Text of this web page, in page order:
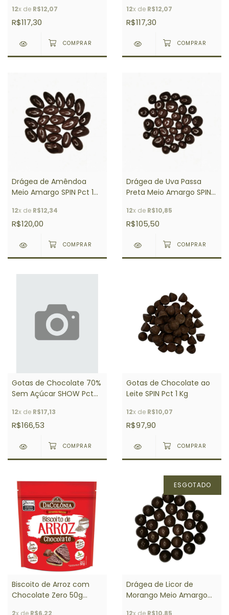
12x de R$12,07
R$117,30
12x de R$12,07
R$117,30
Drágea de Amêndoa
Meio Amargo SPIN Pct 1
12x de R$12,34
R$120,00
Drágea de Uva Passa
Preta Meio Amargo SPIN
12x de R$10,85
R$105,50
Gotas de Chocolate 70%
Sem Açúcar SHOW Pct
12x de R$17,13
R$166,53
Gotas de Chocolate ao
Leite SPIN Pct 1 Kg
12x de R$10,07
R$97,90
Biscoito de Arroz com
Chocolate Zero 50g
2x de R$6,22
ESGOTADO
Drágea de Licor de
Morango Meio Amargo
12x de R$10,85